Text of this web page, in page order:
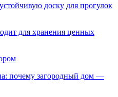
доску для прогулок
для хранения ценных
почему загородный дом —